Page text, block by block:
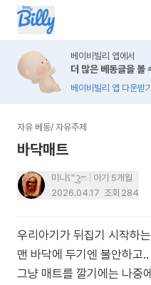
베이비빌리 앱에서
더 많은 베동글을 볼
베이비빌리 앱 다운받기
자유 베동/ 자유주제
바닥매트
미니ʕ”̮ॽु️ෆ
아기 5개월
2026.04.17 조회 284
우리아기가 뒤집기 시작하는
맨 바닥에 두기엔 불안하고..
그냥 매트를 깔기에는 나중